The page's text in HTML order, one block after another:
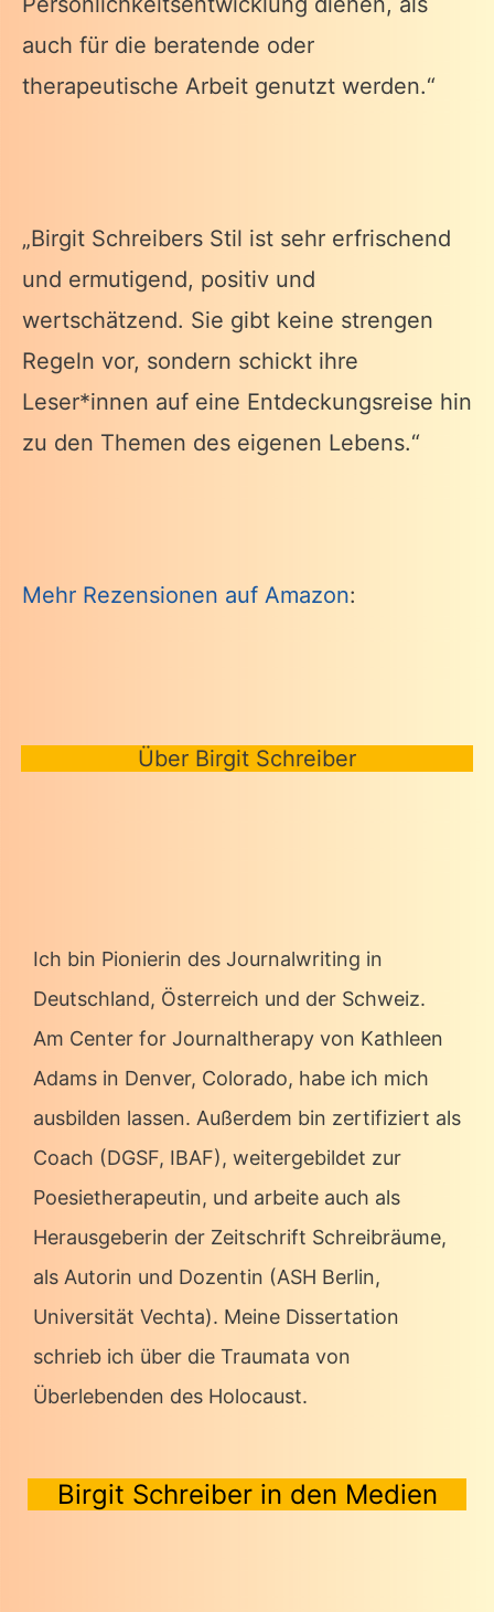
auch für die beratende oder
therapeutische Arbeit genutzt werden.“
„Birgit Schreibers Stil ist sehr erfrischend
und ermutigend, positiv und
wertschätzend. Sie gibt keine strengen
Regeln vor, sondern schickt ihre
Leser*innen auf eine Entdeckungsreise hin
zu den Themen des eigenen Lebens.“
Mehr Rezensionen auf Amazon:
Über Birgit Schreiber
Ich bin Pionierin des Journalwriting in
Deutschland, Österreich und der Schweiz.
Am Center for Journaltherapy von Kathleen
Adams in Denver, Colorado, habe ich mich
ausbilden lassen. Außerdem bin zertifiziert als
Coach (DGSF, IBAF), weitergebildet zur
Poesietherapeutin, und arbeite auch als
Herausgeberin der Zeitschrift Schreibräume,
als Autorin und Dozentin (ASH Berlin,
Universität Vechta). Meine Dissertation
schrieb ich über die Traumata von
Überlebenden des Holocaust.
Birgit Schreiber in den Medien